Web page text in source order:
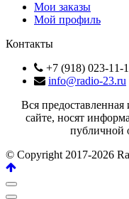
Мои заказы
Мой профиль
Контакты
+7 (918) 023-11-
info@radio-23.ru
Вся
сайте, носят
публичной
© Copyright 2017-2026